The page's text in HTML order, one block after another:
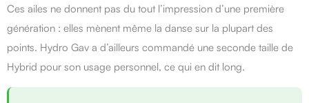
Ces ailes ne donnent pas du tout l’impression d’une première
génération : elles mènent même la danse sur la plupart des
points. Hydro Gav a d’ailleurs commandé une seconde taille de
Hybrid pour son usage personnel, ce qui en dit long.